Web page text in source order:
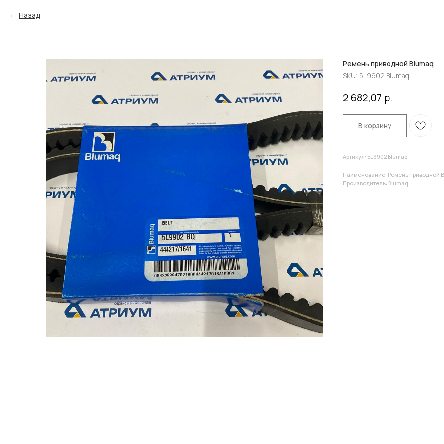
Назад
Ремень приводной Blumaq
SKU: 5L9902 Blumaq
2 682,07 р.
В корзину
Артикул: 5L9902 Blumaq
Наименование: Ремень приводной
Производитель: Blumaq